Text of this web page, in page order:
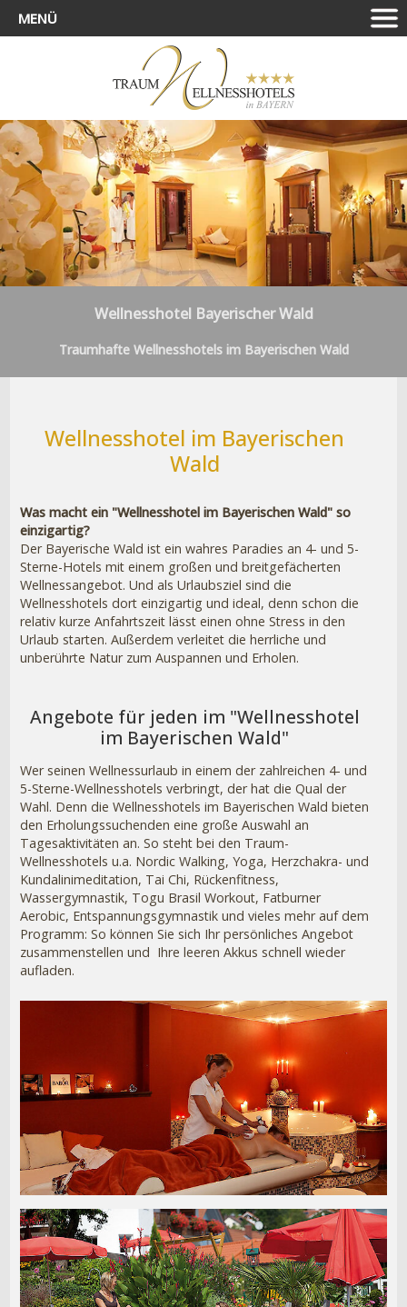
MENÜ
Wellnesshotel Bayerischer Wald
Traumhafte Wellnesshotels im Bayerischen Wald
Wellnesshotel im Bayerischen
Wald
Was macht ein "Wellnesshotel im Bayerischen Wald" so
einzigartig?
Der Bayerische Wald ist ein wahres Paradies an 4- und 5-
Sterne-Hotels mit einem großen und breitgefächerten
Wellnessangebot. Und als Urlaubsziel sind die
Wellnesshotels dort einzigartig und ideal, denn schon die
relativ kurze Anfahrtszeit lässt einen ohne Stress in den
Urlaub starten. Außerdem verleitet die herrliche und
unberührte Natur zum Auspannen und Erholen.
Angebote für jeden im "Wellnesshotel
im Bayerischen Wald"
Wer seinen Wellnessurlaub in einem der zahlreichen 4- und
5-Sterne-Wellnesshotels verbringt, der hat die Qual der
Wahl. Denn die Wellnesshotels im Bayerischen Wald bieten
den Erholungssuchenden eine große Auswahl an
Tagesaktivitäten an. So steht bei den Traum-
Wellnesshotels u.a. Nordic Walking, Yoga, Herzchakra- und
Kundalinimeditation, Tai Chi, Rückenfitness,
Wassergymnastik, Togu Brasil Workout, Fatburner
Aerobic, Entspannungsgymnastik und vieles mehr auf dem
Programm: So können Sie sich Ihr persönliches Angebot
zusammenstellen und Ihre leeren Akkus schnell wieder
aufladen.